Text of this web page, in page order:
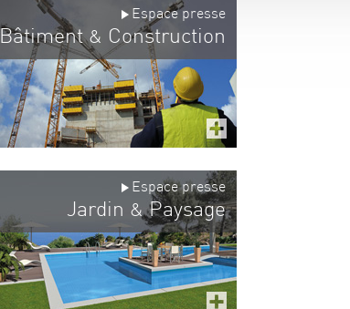
Espace presse
Bâtiment& Construction
Espace presse
Jardin &Paysage